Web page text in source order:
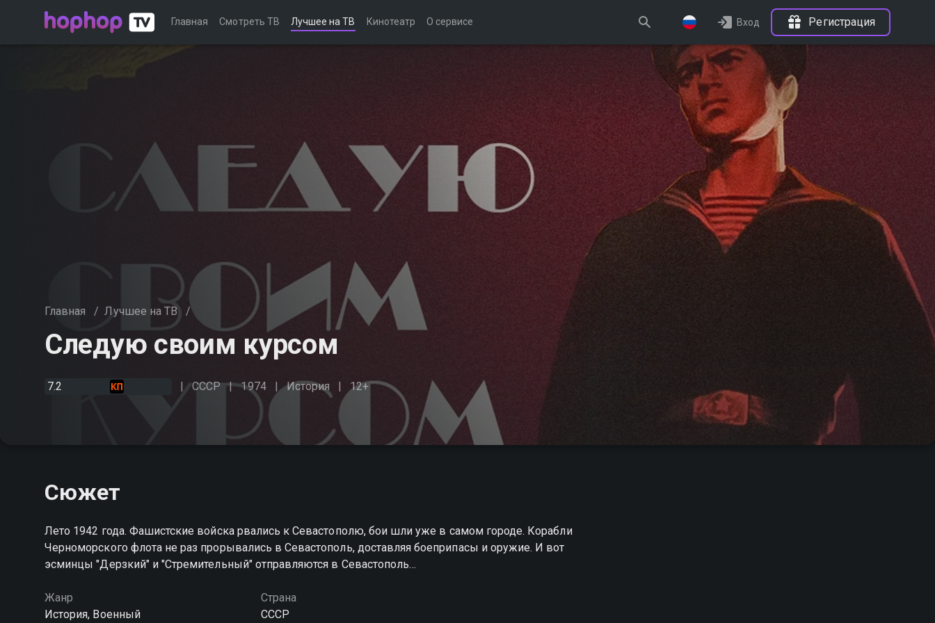
Главная Смотреть ТВ Лучшее на ТВ Кинотеатр О сервисе Вход Регистрация
Главная / Лучшее на ТВ /
Следую своим курсом
7.2 СССР 1974 История 12+
Сюжет
Лето 1942 года. Фашистские войска рвались к Севастополю, бои шли уже в самом городе. Корабли
Черноморского флота не раз прорывались в Севастополь, доставляя боеприпасы и оружие. И вот
эсминцы "Дерзкий" и "Стремительный" отправляются в Севастополь…
Жанр
История, Военный
Страна
СССР